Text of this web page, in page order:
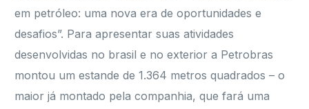
em petróleo: uma nova era de oportunidades e
desafios”. Para apresentar suas atividades
desenvolvidas no brasil e no exterior a Petrobras
montou um estande de 1.364 metros quadrados – o
maior já montado pela companhia, que fará uma